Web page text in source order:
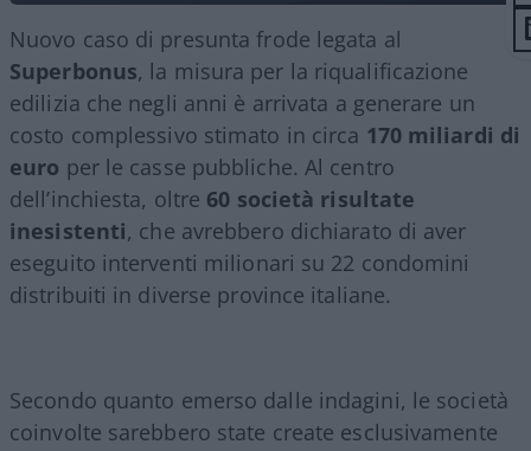
Nuovo caso di presunta frode legata al
Superbonus, la misura per la riqualificazione
edilizia che negli anni è arrivata a generare un
costo complessivo stimato in circa 170 miliardi di
euro per le casse pubbliche. Al centro
dell’inchiesta, oltre 60 società risultate
inesistenti, che avrebbero dichiarato di aver
eseguito interventi milionari su 22 condomini
distribuiti in diverse province italiane.
Secondo quanto emerso dalle indagini, le società
coinvolte sarebbero state create esclusivamente